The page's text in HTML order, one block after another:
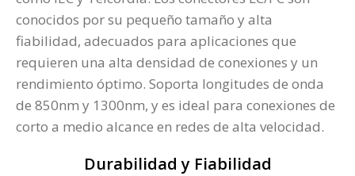
conocidos por su pequeño tamaño y alta
fiabilidad, adecuados para aplicaciones que
requieren una alta densidad de conexiones y un
rendimiento óptimo. Soporta longitudes de onda
de 850nm y 1300nm, y es ideal para conexiones de
corto a medio alcance en redes de alta velocidad​.
Durabilidad y Fiabilidad